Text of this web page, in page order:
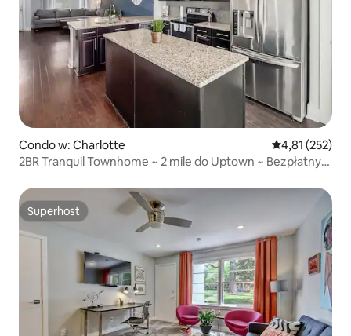
Condo w: Charlotte Średnia
4,81 (252)
2BR Tranquil Townhome ~ 2 mile do Uptown ~ Bezpłatny
Superhost
Superhost